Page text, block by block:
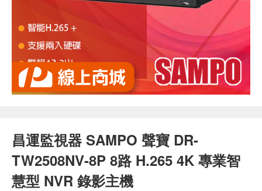
昌運監視器 SAMPO 聲寶 DR-
TW2508NV-8P 8路 H.265 4K 專業智
慧型 NVR 錄影主機